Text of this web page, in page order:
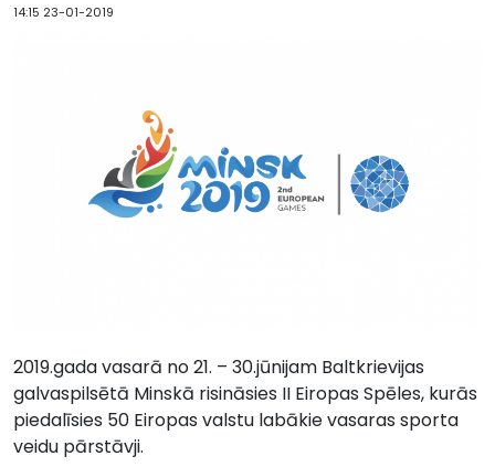
14:15 23-01-2019
2019.gada vasarā no 21. – 30.jūnijam Baltkrievijas
galvaspilsētā Minskā risināsies II Eiropas Spēles, kurās
piedalīsies 50 Eiropas valstu labākie vasaras sporta
veidu pārstāvji.